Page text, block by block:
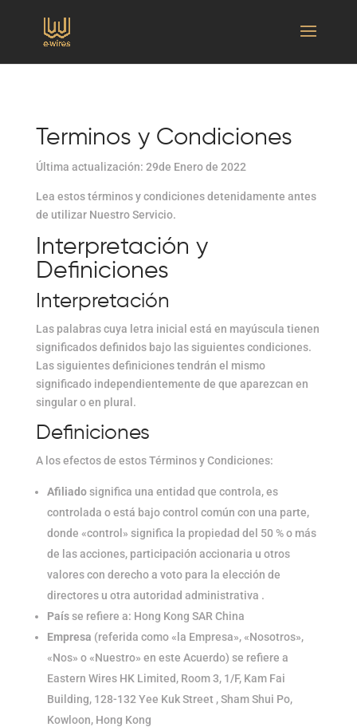
Terminos y Condiciones
Última actualización: 29de Enero de 2022
Lea estos términos y condiciones detenidamente antes
de utilizar Nuestro Servicio.
Interpretación y
Definiciones
Interpretación
Las palabras cuya letra inicial está en mayúscula tienen
significados definidos bajo las siguientes condiciones.
Las siguientes definiciones tendrán el mismo
significado independientemente de que aparezcan en
singular o en plural.
Definiciones
A los efectos de estos Términos y Condiciones:
Afiliadosignifica una entidad que controla, es
controlada o está bajo control común con una parte,
donde «control» significa la propiedad del 50 % o más
de las acciones, participación accionaria u otros
valores con derecho a voto para la elección de
directores u otra autoridad administrativa .
Paísse refiere a: Hong Kong SAR China
Empresa (referida como «la Empresa», «Nosotros»,
«Nos» o «Nuestro» en este Acuerdo) se refiere a
Eastern Wires HK Limited, Room 3, 1/F, Kam Fai
Building, 128-132 Yee Kuk Street , Sham Shui Po,
Kowloon, Hong Kong